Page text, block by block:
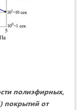
полиэфирных,
покрытий от